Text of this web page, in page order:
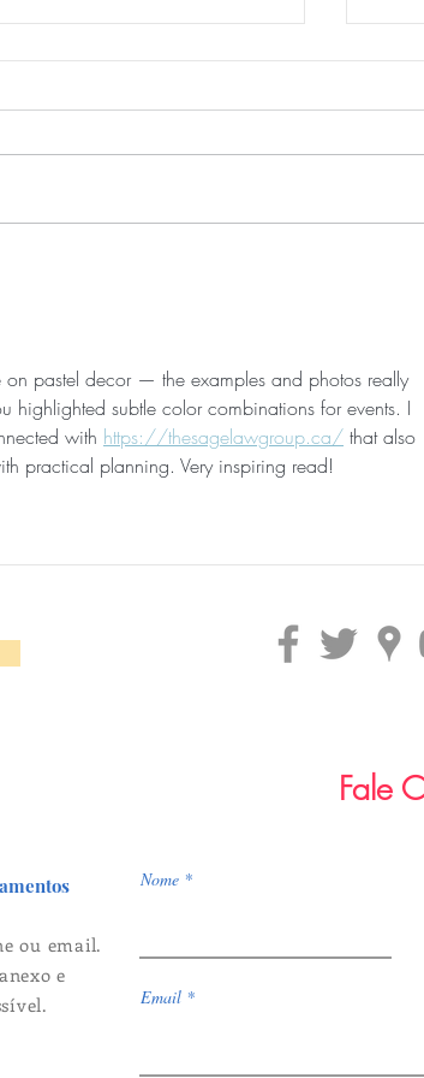
pastel decor — the examples and photos really
subtle color combinations for events. I
with https://thesagelawgroup.ca/ that also
practical planning. Very inspiring read!
ou email.
e
Fale
Nome
Email